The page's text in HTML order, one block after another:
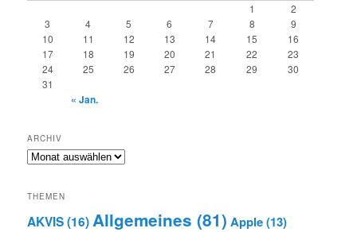
1
2
3
4 5 6 7 8
9
10
11 12 13 14 15
16
17
18 19 20 21 22
23
24
25 26 27 28 29
30
31
« Jan.
ARCHIV
Archiv
THEMEN
AKVIS(16) Allgemeines (81) Apple(13)